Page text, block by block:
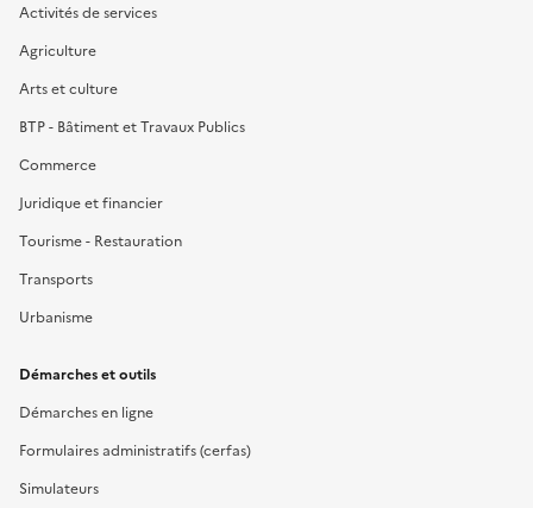
Activités de services
Agriculture
Arts et culture
BTP - Bâtiment et Travaux Publics
Commerce
Juridique et financier
Tourisme - Restauration
Transports
Urbanisme
Démarches et outils
Démarches en ligne
Formulaires administratifs (cerfas)
Simulateurs